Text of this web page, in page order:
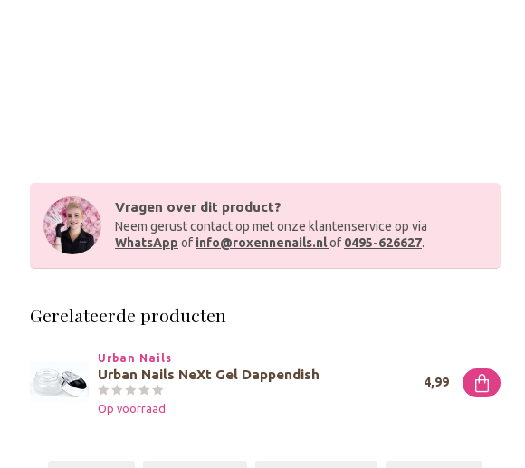
Vragen over dit product?
Neem gerust contact op met onze klantenservice op via
WhatsApp of info@roxennenails.nlof 0495-626627.
Gerelateerde producten
Urban Nails
Urban Nails NeXt Gel Dappendish
Op voorraad
4,99